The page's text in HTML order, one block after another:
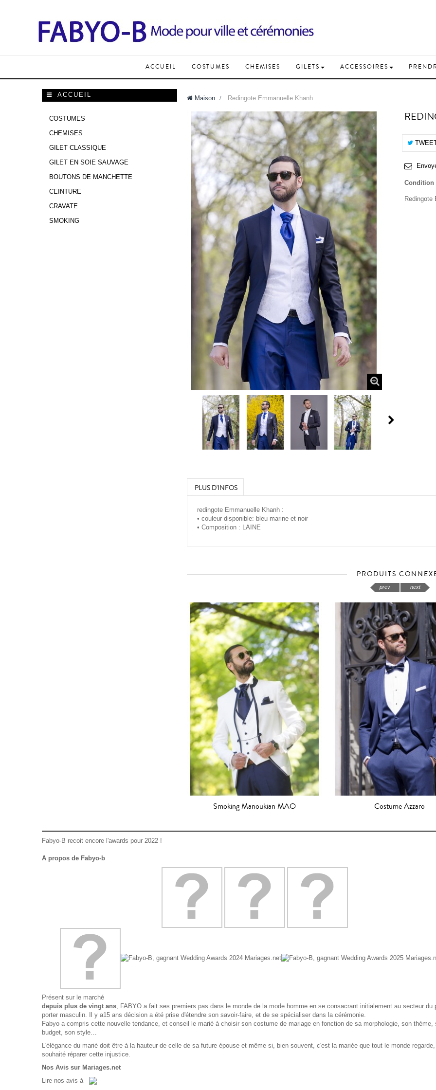
ACCUEIL COSTUMES CHEMISES GILETS ACCESSOIRES
ACCUEIL
COSTUMES
CHEMISES
GILET CLASSIQUE
GILET EN SOIE SAUVAGE
BOUTONS DE MANCHETTE
CEINTURE
CRAVATE
SMOKING
Maison > Redingote Emmanuelle Khanh
Condition
Redingote
PLUS D'INFOS
redingote Emmanuelle Khanh :
• couleur disponible: bleu marine et noir
• Composition : LAINE
PRODUITS
prev next
Smoking Manoukian MAO Costume Azzaro
Fabyo-B recoit encore l'awards pour 2022 !
A propos de Fabyo-b
Présent sur le marché
depuis plus de vingt ans , FABYO a fait ses premiers pas dans le monde de la mode homme en se consacrant initialement au secteur du
porter masculin. Il y a15 ans décision a été prise d'étendre son savoir-faire, et de se spécialiser dans la cérémonie.
Fabyo a compris cette nouvelle tendance, et conseil le marié à choisir son costume de mariage en fonction de sa morphologie, son thème,
budget, son style…
L'élégance du marié doit être à la hauteur de celle de sa future épouse et même si, bien souvent, c'est la mariée que tout le monde
souhaité réparer cette injustice.
Nos Avis sur Mariages.net
Lire nos avis à